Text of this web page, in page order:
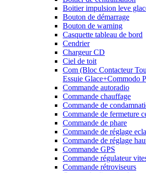
Boitier impulsion leve
Bouton de démarrage
Bouton de warning
Casquette tableau de bord
Cendrier
Chargeur CD
Ciel de toit
Com (Bloc Contacteur
Essuie Glace+Commodo
Commande autoradio
Commande chauffage
Commande de
Commande de fermeture
Commande de phare
Commande de réglage
Commande de réglage
Commande GPS
Commande régulateur
Commande rétroviseurs